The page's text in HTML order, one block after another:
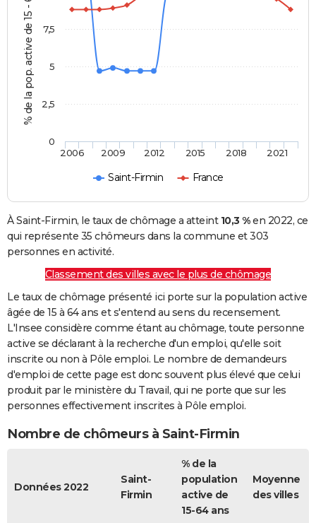
% de la pop. active de 15 - 64 ans
Saint-Firmin France
2006 2009 2012 2015 2018 2021
0
2,5
5
7,5
À Saint-Firmin, le taux de chômage a atteint 10,3 %en 2022, ce
qui représente 35 chômeurs dans la commune et 303
personnes en activité.
Classement des villes avec le plus de chômage
Le taux de chômage présenté ici porte sur la population active
âgée de 15 à 64 ans et s'entend au sens du recensement.
L'Insee considère comme étant au chômage, toute personne
active se déclarant à la recherche d'un emploi, qu'elle soit
inscrite ou non à Pôle emploi. Le nombre de demandeurs
d'emploi de cette page est donc souvent plus élevé que celui
produit par le ministère du Travail, qui ne porte que sur les
personnes effectivement inscrites à Pôle emploi.
Nombre de chômeurs à Saint-Firmin
Données 2022
Saint-
Firmin
% de la
population
active de
15-64 ans
Moyenne
des villes